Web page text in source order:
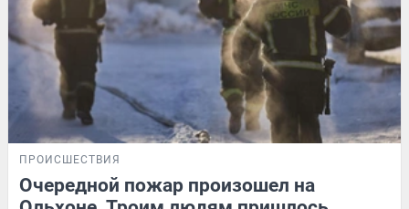
ПРОИСШЕСТВИЯ
Очередной пожар произошел на